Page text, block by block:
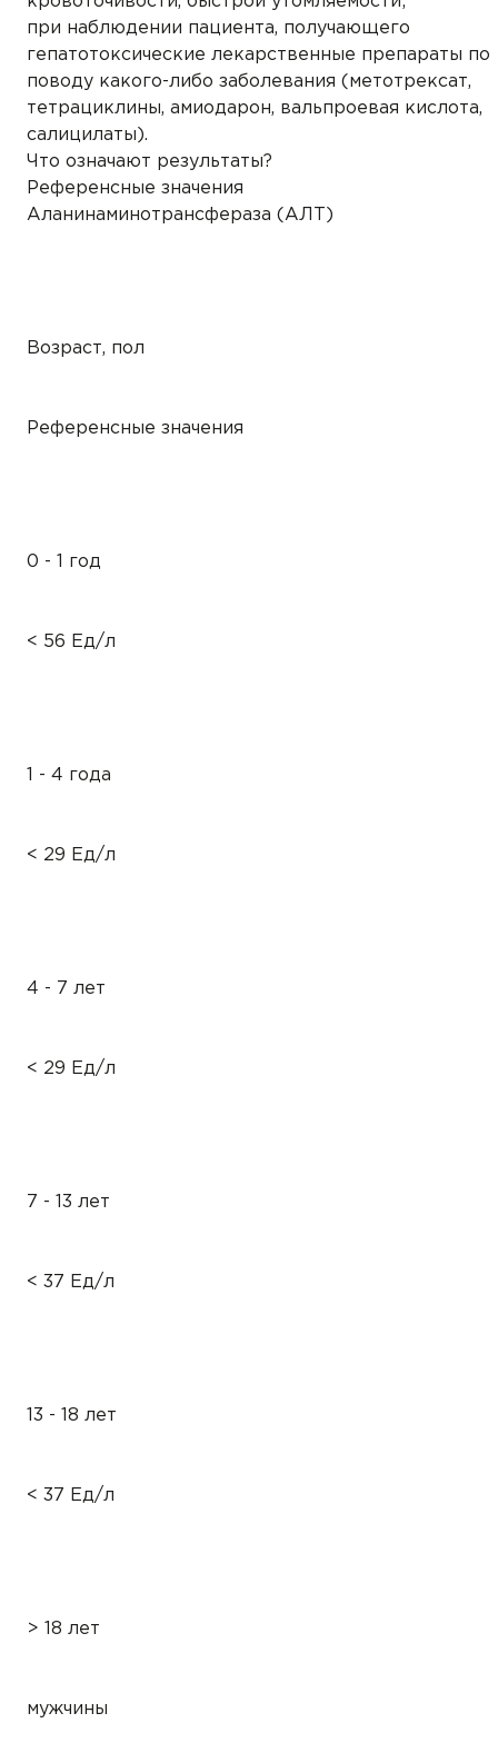
при наблюдении пациента, получающего
гепатотоксические лекарственные препараты по
поводу какого-либо заболевания (метотрексат,
тетрациклины, амиодарон, вальпроевая кислота,
салицилаты).
Что означают результаты?
Референсные значения
Аланинаминотрансфераза (АЛТ)
Возраст, пол
Референсные значения
0 - 1 год
< 56 Ед/л
1 - 4 года
< 29 Ед/л
4 - 7 лет
< 29 Ед/л
7 - 13 лет
< 37 Ед/л
13 - 18 лет
< 37 Ед/л
> 18 лет
мужчины